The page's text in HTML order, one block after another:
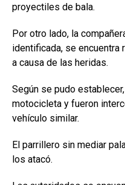
proyectiles de bala.
Por otro lado, la
identificada, se encuentra
a causa de las heridas.
Según se pudo
motocicleta y fueron
vehículo similar.
El parrillero sin mediar
los atacó.